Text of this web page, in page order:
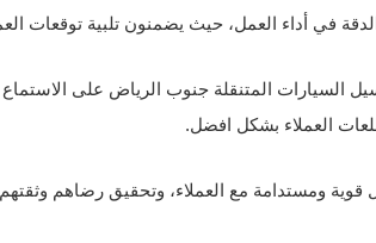
في أداء العمل، حيث يضمنون تلبية توقعات
المتنقلة جنوب الرياض على الاستماع
العملاء بشكل افضل.
قوية ومستدامة مع العملاء، وتحقيق رضاهم